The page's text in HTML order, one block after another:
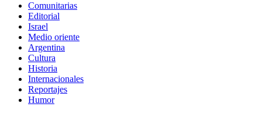
Comunitarias
Editorial
Israel
Medio oriente
Argentina
Cultura
Historia
Internacionales
Reportajes
Humor